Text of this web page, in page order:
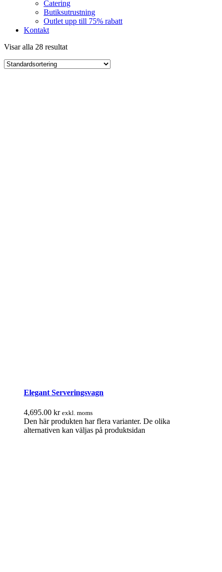
Catering
Butiksutrustning
Outlet upp till 75% rabatt
Kontakt
Visar alla 28 resultat
Elegant Serveringsvagn
4,695.00 kr exkl. moms
Den här produkten har flera varianter. De olika
alternativen kan väljas på produktsidan